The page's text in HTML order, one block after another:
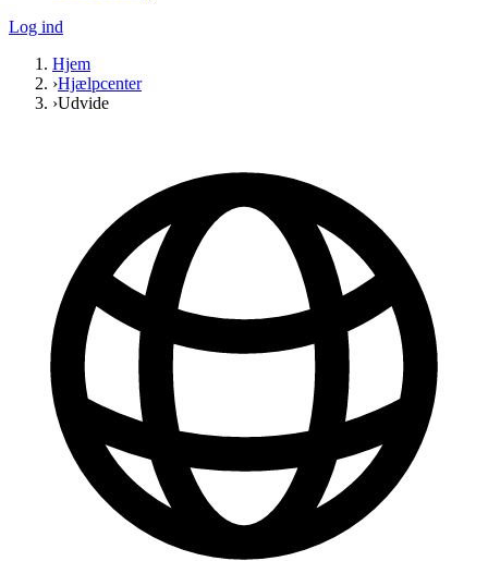
Log ind
Hjem
›Hjælpcenter
›Udvide